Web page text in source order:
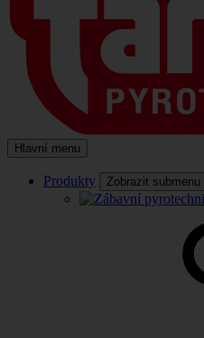
Hlavní menu
Produkty Zobrazit submenu